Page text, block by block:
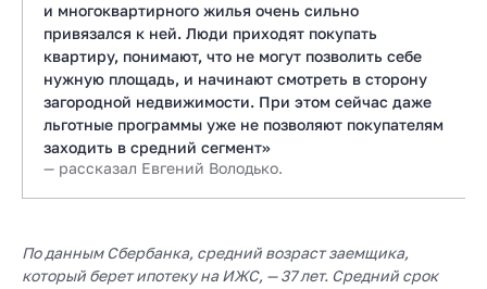
и многоквартирного жилья очень сильно
привязался к ней. Люди приходят покупать
квартиру, понимают, что не могут позволить себе
нужную площадь, и начинают смотреть в сторону
загородной недвижимости. При этом сейчас даже
льготные программы уже не позволяют покупателям
заходить в средний сегмент»
— рассказал Евгений Володько.
По данным Сбербанка, средний возраст заемщика,
который берет ипотеку на ИЖС, — 37 лет. Средний срок